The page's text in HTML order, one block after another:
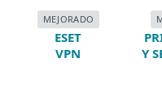
MEJORADO
ESET
VPN
Y